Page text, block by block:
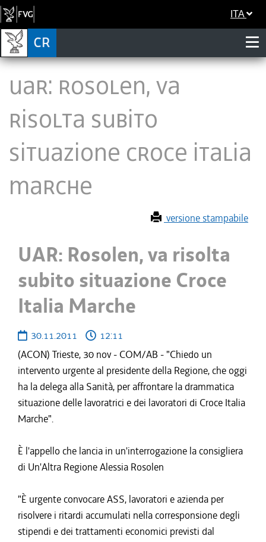
ITA
UAR: Rosolen, va
risolta subito
situazione Croce Italia
Marche
versione stampabile
UAR: Rosolen, va risolta
subito situazione Croce
Italia Marche
30.11.2011
12:11
(ACON) Trieste, 30 nov - COM/AB - "Chiedo un
intervento urgente al presidente della Regione, che oggi
ha la delega alla Sanità, per affrontare la drammatica
situazione delle lavoratrici e dei lavoratori di Croce Italia
Marche".
È l'appello che lancia in un'interrogazione la consigliera
di Un'Altra Regione Alessia Rosolen
"È urgente convocare ASS, lavoratori e azienda per
risolvere i ritardi accumulati nella corresponsione degli
stipendi e dei trattamenti economici previsti dal